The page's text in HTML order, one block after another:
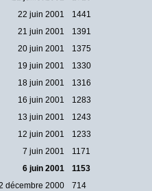
22 juin 2001
1441
21 juin 2001
1391
20 juin 2001
1375
19 juin 2001
1330
18 juin 2001
1316
16 juin 2001
1283
13 juin 2001
1243
12 juin 2001
1233
7 juin 2001
1171
6 juin 2001
1153
décembre 2000
714